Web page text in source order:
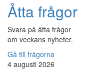
Åtta frågor
Svara på åtta frågor
om veckans nyheter.
Gå till frågorna
4 augusti 2026